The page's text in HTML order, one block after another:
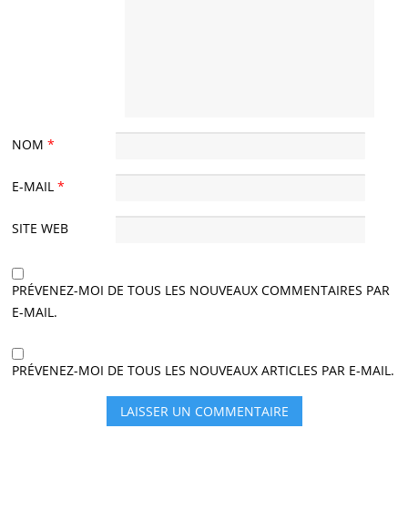
NOM*
E-MAIL*
SITE WEB
PRÉVENEZ-MOI DE TOUS LES NOUVEAUX COMMENTAIRES PAR
E-MAIL.
PRÉVENEZ-MOI DE TOUS LES NOUVEAUX ARTICLES PAR E-MAIL.